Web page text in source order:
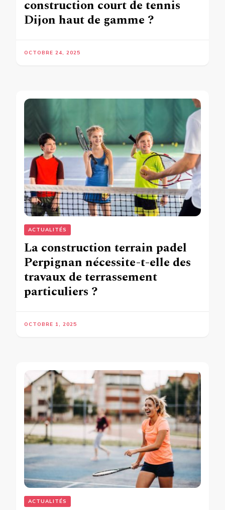
construction court de tennis
Dijon haut de gamme ?
OCTOBRE 24, 2025
ACTUALITÉS
La construction terrain padel
Perpignan nécessite-t-elle des
travaux de terrassement
particuliers ?
OCTOBRE 1, 2025
ACTUALITÉS